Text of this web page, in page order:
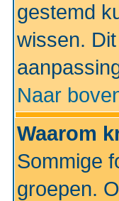
gestemd
wissen.
Naar
Waarom
Sommige
groepen.